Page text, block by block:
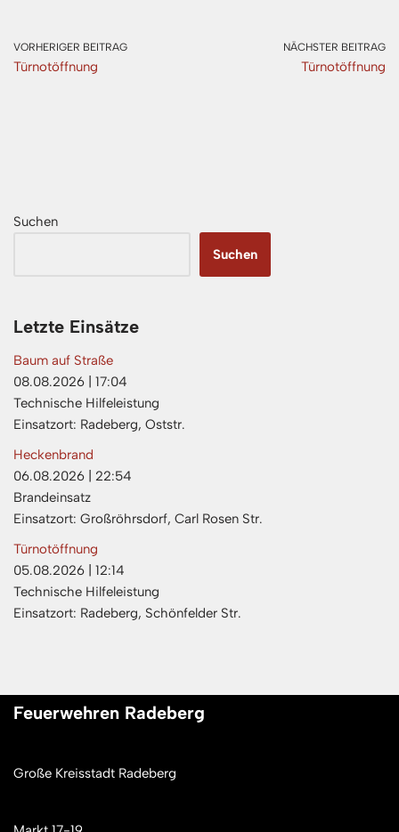
VORHERIGER BEITRAG
Türnotöffnung
NÄCHSTER BEITRAG
Türnotöffnung
Suchen
Suchen
Letzte Einsätze
Baum auf Straße
08.08.2026
17:04
Technische Hilfeleistung
Einsatzort: Radeberg, Oststr.
Heckenbrand
06.08.2026
22:54
Brandeinsatz
Einsatzort: Großröhrsdorf, Carl Rosen Str.
Türnotöffnung
05.08.2026
12:14
Technische Hilfeleistung
Einsatzort: Radeberg, Schönfelder Str.
Feuerwehren Radeberg
Große Kreisstadt Radeberg